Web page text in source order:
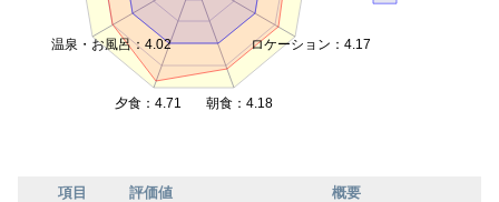
ロケーション：4.17
朝食：4.18
夕食：4.71
温泉・お風呂：4.02
項目 評価値
概要